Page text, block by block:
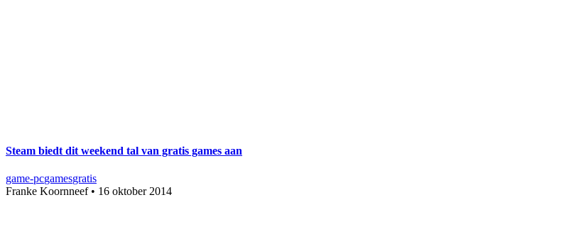
Steam biedt dit weekend tal van gratis games aan
game-pcgamesgratis
Franke Koornneef• 16 oktober 2014